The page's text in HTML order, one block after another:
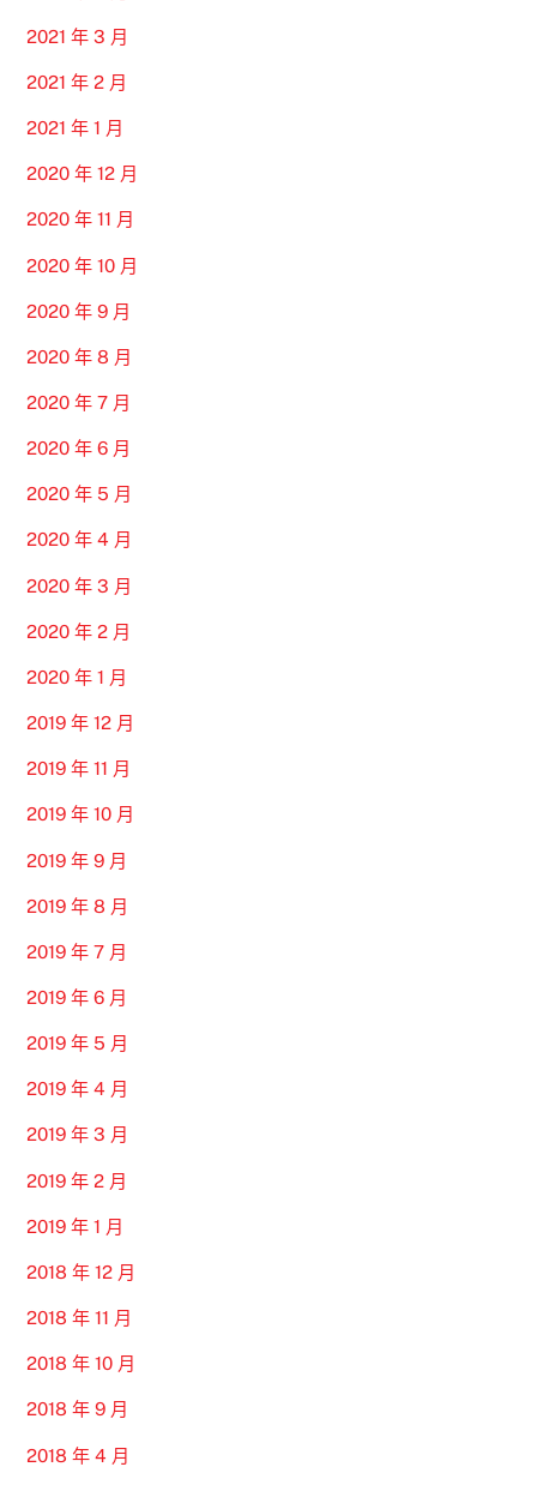
2021 年 3 月
2021 年 2 月
2021 年 1 月
2020 年 12 月
2020 年 11 月
2020 年 10 月
2020 年 9 月
2020 年 8 月
2020 年 7 月
2020 年 6 月
2020 年 5 月
2020 年 4 月
2020 年 3 月
2020 年 2 月
2020 年 1 月
2019 年 12 月
2019 年 11 月
2019 年 10 月
2019 年 9 月
2019 年 8 月
2019 年 7 月
2019 年 6 月
2019 年 5 月
2019 年 4 月
2019 年 3 月
2019 年 2 月
2019 年 1 月
2018 年 12 月
2018 年 11 月
2018 年 10 月
2018 年 9 月
2018 年 4 月